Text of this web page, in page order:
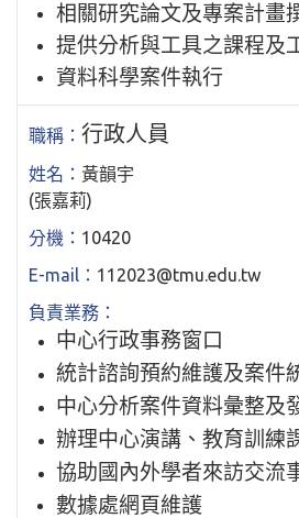
相關研究論文及專案計畫
提供分析與工具之課程及
資料科學案件執行
行政人員
黃韻宇
(張嘉莉)
10420
112023@tmu.edu.tw
中心行政事務窗口
統計諮詢預約維護及案件
中心分析案件資料彙整及
辦理中心演講、教育訓練
協助國內外學者來訪交流
數據處網頁維護